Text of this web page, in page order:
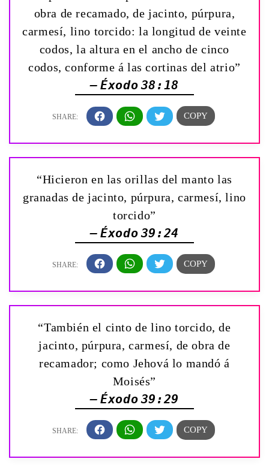
obra de recamado, de jacinto, púrpura,
carmesí, lino torcido: la longitud de veinte
codos, la altura en el ancho de cinco
codos, conforme á las cortinas del atrio”
— Éxodo 38:18
“Hicieron en las orillas del manto las
granadas de jacinto, púrpura, carmesí, lino
torcido”
— Éxodo 39:24
“También el cinto de lino torcido, de
jacinto, púrpura, carmesí, de obra de
recamador; como Jehová lo mandó á
Moisés”
— Éxodo 39:29